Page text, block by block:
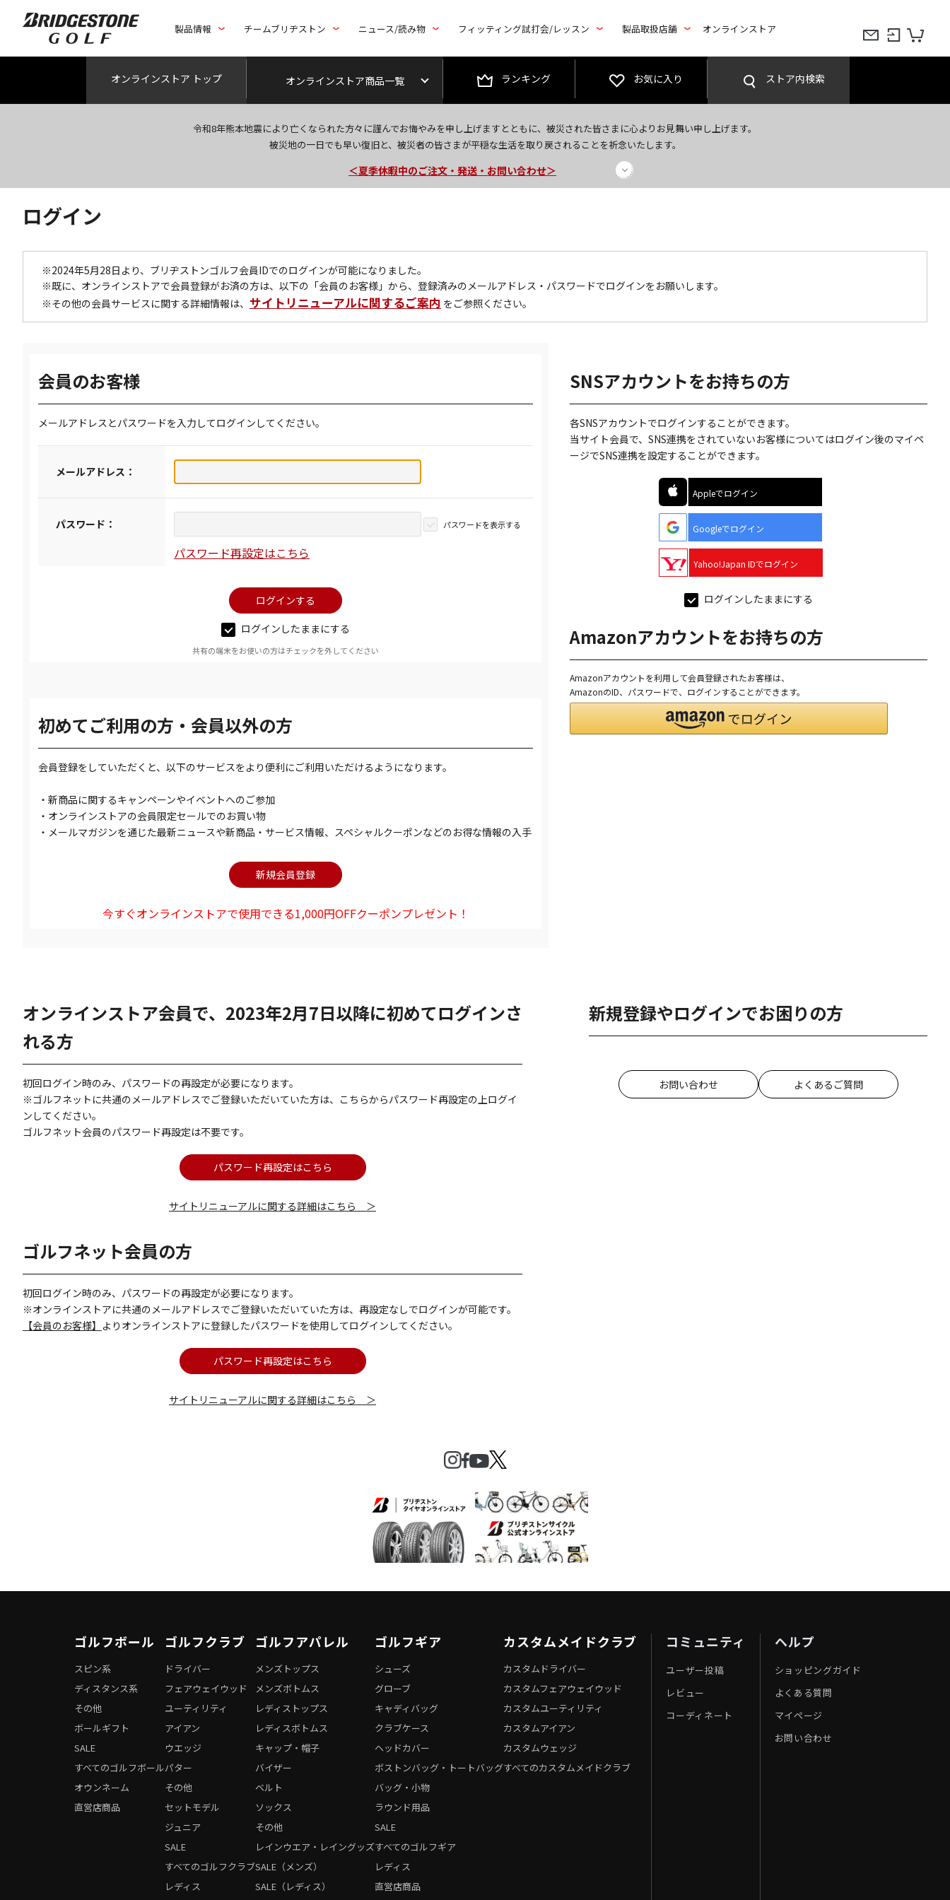
製品情報 チームブリヂストン ニュース/読み物 フィッティング試打会/レッスン 製品取扱店舗 オンラインストア
オンラインストア トップ オンラインストア商品一覧 ランキング お気に入り ストア内検索
令和8年熊本地震により亡くなられた方々に謹んでお悔やみを申し上げますとともに、被災された皆さまに心よりお見舞い申し上げます。
被災地の一日でも早い復旧と、被災者の皆さまが平穏な生活を取り戻されることを祈念いたします。
今なら新規会員登録で1,000円OFFクーポンプレゼント！
＜商品配送に関するお知らせ＞
＜夏季休暇中のご注文・発送・お問い合わせ＞
ログイン
※2024年5月28日より、ブリヂストンゴルフ会員IDでのログインが可能になりました。
※既に、オンラインストアで会員登録がお済の方は、以下の「会員のお客様」から、登録済みのメールアドレス・パスワードでログインをお願いします。
※その他の会員サービスに関する詳細情報は、 サイトリニューアルに関するご案内 をご参照ください。
会員のお客様
メールアドレスとパスワードを入力してログインしてください。
メールアドレス：
パスワード： パスワードを表示する
パスワード再設定はこちら
ログインしたままにする
共有の端末をお使いの方はチェックを外してください
初めてご利用の方・会員以外の方
会員登録をしていただくと、以下のサービスをより便利にご利用いただけるようになります。
・新商品に関するキャンペーンやイベントへのご参加
・オンラインストアの会員限定セールでのお買い物
・メールマガジンを通じた最新ニュースや新商品・サービス情報、スペシャルクーポンなどのお得な情報の入手
今すぐオンラインストアで使用できる1,000円OFFクーポンプレゼント！
SNSアカウントをお持ちの方
各SNSアカウントでログインすることができます。
当サイト会員で、SNS連携をされていないお客様についてはログイン後のマイペ
ージでSNS連携を設定することができます。
Appleでログイン
Googleでログイン
Yahoo!Japan IDでログイン
ログインしたままにする
Amazonアカウントをお持ちの方
Amazonアカウントを利用して会員登録されたお客様は、
AmazonのID、パスワードで、ログインすることができます。
オンラインストア会員で、2023年2月7日以降に初めてログインさ
れる方
初回ログイン時のみ、パスワードの再設定が必要になります。
※ゴルフネットに共通のメールアドレスでご登録いただいていた方は、こちらからパスワード再設定の上ログイ
ンしてください。
ゴルフネット会員のパスワード再設定は不要です。
パスワード再設定はこちら
サイトリニューアルに関する詳細はこちら ＞
ゴルフネット会員の方
初回ログイン時のみ、パスワードの再設定が必要になります。
※オンラインストアに共通のメールアドレスでご登録いただいていた方は、再設定なしでログインが可能です。
【会員のお客様】 よりオンラインストアに登録したパスワードを使用してログインしてください。
パスワード再設定はこちら
サイトリニューアルに関する詳細はこちら ＞
新規登録やログインでお困りの方
お問い合わせ よくあるご質問
ゴルフボール
オウンネーム
直営店商品
スピン系
ディスタンス系
その他
ボールギフト
SALE
すべてのゴルフボール
ゴルフクラブ
レディス
ドライバー
フェアウェイウッド
ユーティリティ
アイアン
ウエッジ
パター
その他
セットモデル
ジュニア
SALE
すべてのゴルフクラブ
ゴルフアパレル
メンズトップス
メンズボトムス
レディストップス
レディスボトムス
キャップ・帽子
バイザー
ベルト
ソックス
その他
レインウエア・レイングッズ
SALE（メンズ）
SALE（レディス）
ゴルフギア
レディス
直営店商品
シューズ
グローブ
キャディバッグ
クラブケース
ヘッドカバー
ボストンバッグ・トートバッグ
バッグ・小物
ラウンド用品
SALE
すべてのゴルフギア
カスタムメイドクラブ
カスタムドライバー
カスタムフェアウェイウッド
カスタムユーティリティ
カスタムアイアン
カスタムウェッジ
すべてのカスタムメイドクラブ
コミュニティ
ユーザー投稿
レビュー
コーディネート
ヘルプ
ショッピングガイド
よくある質問
マイページ
お問い合わせ